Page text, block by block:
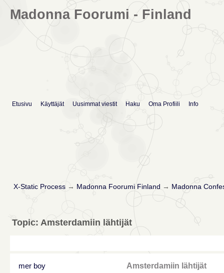
Madonna Foorumi - Finland
Etusivu Käyttäjät Uusimmat viestit Haku Oma Profiili Info
X-Static Process→ Madonna Foorumi Finland → Madonna
Topic: Amsterdamiin lähtijät
mer boy Amsterdamiin lähtijät